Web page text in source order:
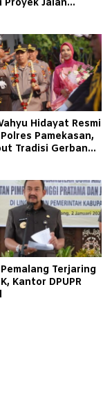
Proyek Jalan
Hidayat Resmi
Pamekasan,
Tradisi Gerbang
Terjaring
Kantor DPUPR